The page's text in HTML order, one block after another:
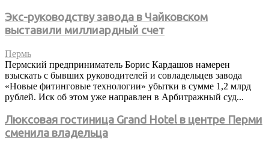
Экс-руководству завода в Чайковском
выставили миллиардный счет
Пермь
Пермский предприниматель Борис Кардашов намерен
взыскать с бывших руководителей и совладельцев завода
«Новые фитинговые технологии» убытки в сумме 1,2 млрд
рублей. Иск об этом уже направлен в Арбитражный суд...
Люксовая гостиница Grand Hotel в центре Перми
сменила владельца